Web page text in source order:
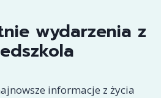
wydarzenia z
informacje z życia